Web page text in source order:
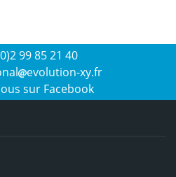
99 85 21 40
evolution-xy.fr
sur Facebook